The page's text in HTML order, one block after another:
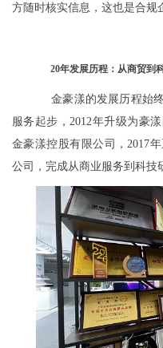
方随时核实信息，这也是合规
20年发展历程：从商贸到
金豪漾的发展历程始
服务起步，2012年升级为豪
金豪漾控股有限公司，2017
公司，完成从商业服务到科技